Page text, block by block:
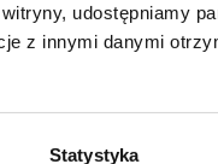
udostępniamy
z innymi danymi
Statystyka